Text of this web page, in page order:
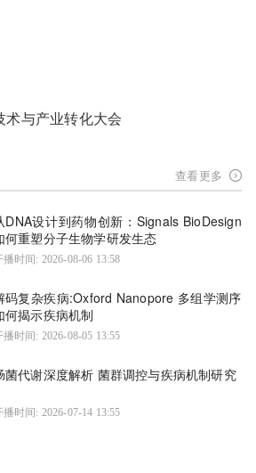
与产业转化大会
查看更多
DNA设计到药物创新：Signals BioDesign
何重塑分子生物学研发生态
播时间: 2026-08-06 13:58
码复杂疾病:Oxford Nanopore 多组学测序
何揭示疾病机制
播时间: 2026-08-05 13:55
菌代谢深度解析 菌群调控与疾病机制研究
播时间: 2026-07-14 13:55